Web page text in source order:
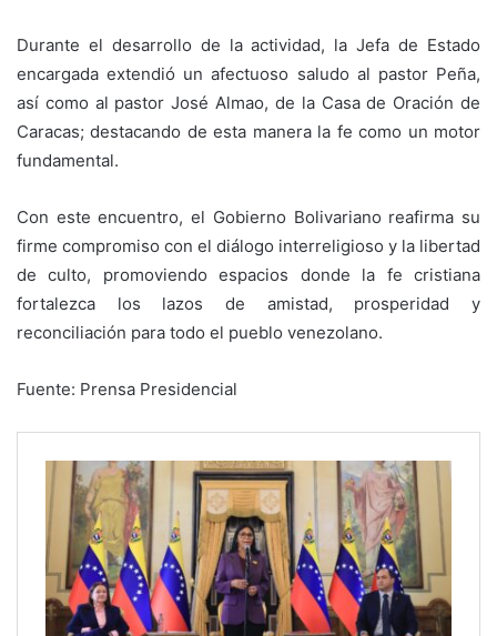
Durante el desarrollo de la actividad, la Jefa de Estado
encargada extendió un afectuoso saludo al pastor Peña,
así como al pastor José Almao, de la Casa de Oración de
Caracas; destacando de esta manera la fe como un motor
fundamental.
Con este encuentro, el Gobierno Bolivariano reafirma su
firme compromiso con el diálogo interreligioso y la libertad
de culto, promoviendo espacios donde la fe cristiana
fortalezca los lazos de amistad, prosperidad y
reconciliación para todo el pueblo venezolano.
Fuente: Prensa Presidencial